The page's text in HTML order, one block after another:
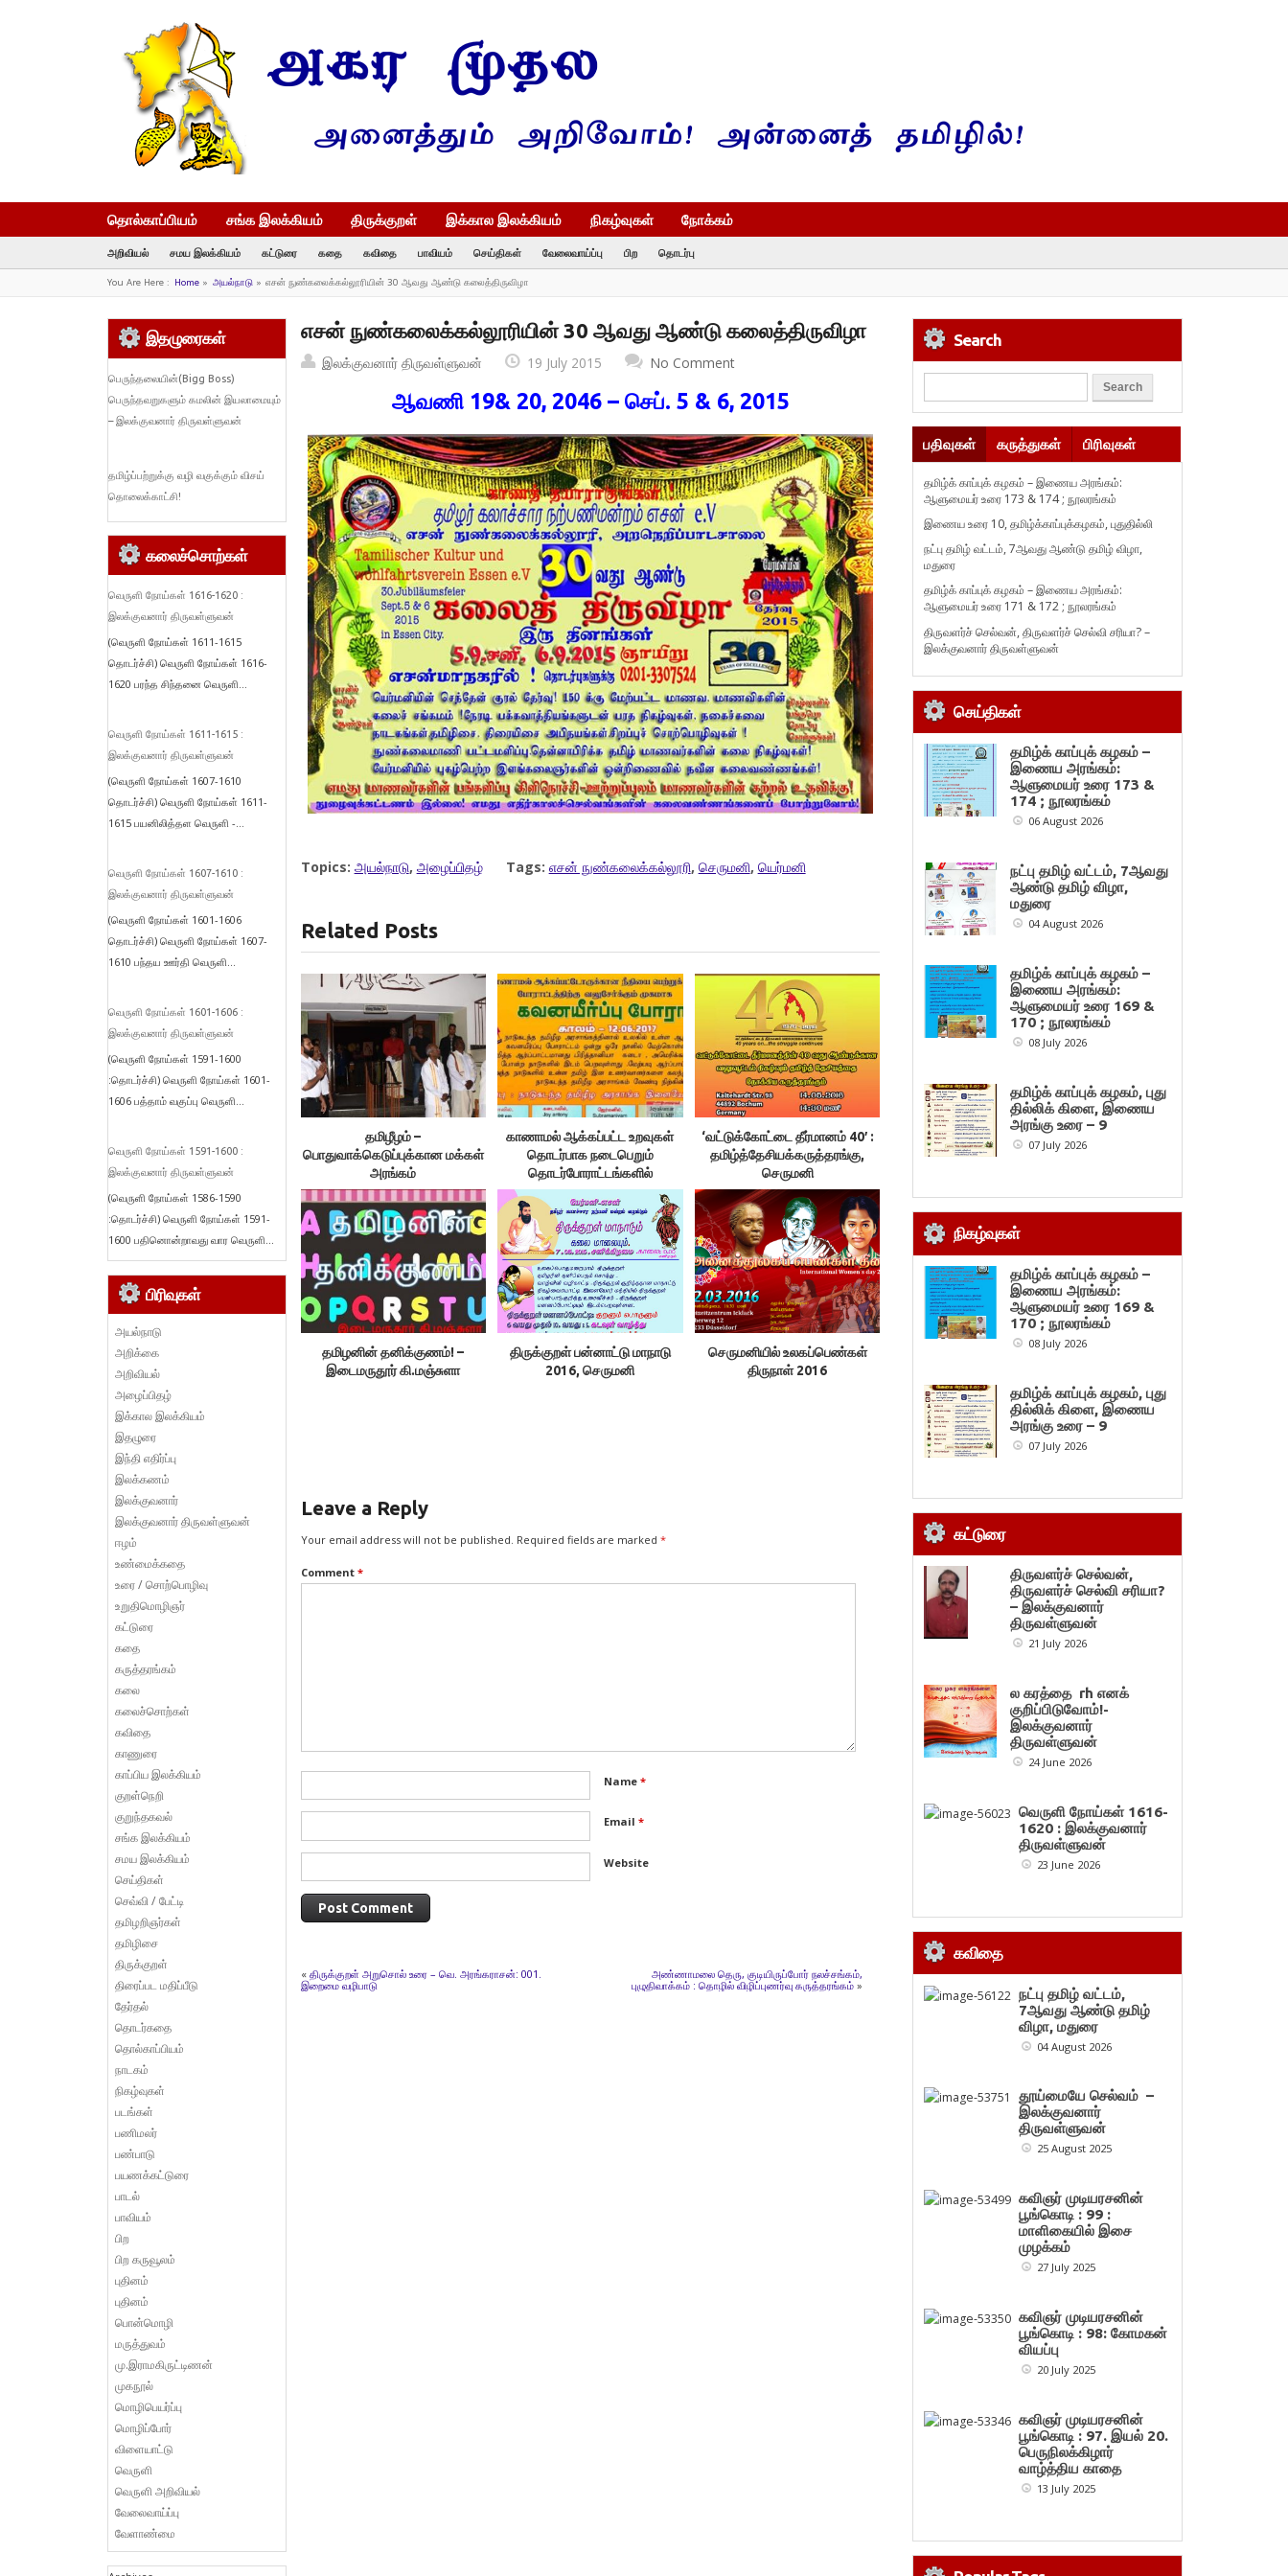
தொல்காப்பியம் சங்க இலக்கியம் திருக்குறள் இக்கால இலக்கியம் நிகழ்வுகள் நோக்கம்
அறிவியல் சமய இலக்கியம் கட்டுரை கதை கவிதை பாவியம் செய்திகள் வேலைவாய்ப்பு பிற தொடர்பு
You Are Here : Home» அயல்நாடு» எசன் நுண்கலைக்கல்லூரியின் 30 ஆவது ஆண்டு கலைத்திருவிழா
எசன் நுண்கலைக்கல்லூரியின் 30 ஆவது ஆண்டு கலைத்திருவிழா
இலக்குவனார் திருவள்ளுவன் 19 July 2015 No Comment
ஆவணி 19& 20, 2046 – செப். 5 & 6, 2015
Topics: அயல்நாடு, அழைப்பிதழ் Tags: எசன் நுண்கலைக்கல்லூரி, செருமனி, யெர்மனி
Related Posts
தமிழீழம் –
பொதுவாக்கெடுப்புக்கான மக்கள்
அரங்கம்
காணாமல் ஆக்கப்பட்ட உறவுகள்
தொடர்பாக நடைபெறும்
தொடர்போராட்டங்களில்
அணிதிரள்க!
‘வட்டுக்கோட்டை தீர்மானம் 40′ :
தமிழ்த்தேசியக்கருத்தரங்கு,
செருமனி
தமிழனின் தனிக்குணம்! –
இடைமருதூர் கி.மஞ்சுளா
திருக்குறள் பன்னாட்டு மாநாடு
2016, செருமனி
செருமனியில் உலகப்பெண்கள்
திருநாள் 2016
Leave a Reply
Your email address will not be published. Required fields are marked *
Comment *
Name *
Email *
Website
« திருக்குறள் அறுசொல் உரை – வெ. அரங்கராசன்: 001.
இறைமை வழிபாடு
அண்ணாமலை தெரு, குடியிருப்போர் நலச்சங்கம்,
புழுதிவாக்கம் : தொழில் விழிப்புணர்வு கருத்தரங்கம் »
இதழுரைகள்
பெருந்தலையின்(Bigg Boss)
பெருந்தவறுகளும் கமலின் இயலாமையும்
– இலக்குவனார் திருவள்ளுவன்
தமிழ்ப்பற்றுக்கு வழி வகுக்கும் விசய்
தொலைக்காட்சி!
கலைச்சொற்கள்
வெருளி நோய்கள் 1616-1620 :
இலக்குவனார் திருவள்ளுவன்
(வெருளி நோய்கள் 1611-1615
தொடர்ச்சி) வெருளி நோய்கள் 1616-
1620 பரந்த சிந்தனை வெருளி...
வெருளி நோய்கள் 1611-1615 :
இலக்குவனார் திருவள்ளுவன்
(வெருளி நோய்கள் 1607-1610
தொடர்ச்சி) வெருளி நோய்கள் 1611-
1615 பயனிலித்தள வெருளி -...
வெருளி நோய்கள் 1607-1610 :
இலக்குவனார் திருவள்ளுவன்
(வெருளி நோய்கள் 1601-1606
தொடர்ச்சி) வெருளி நோய்கள் 1607-
1610 பந்தய ஊர்தி வெருளி...
வெருளி நோய்கள் 1601-1606 :
இலக்குவனார் திருவள்ளுவன்
(வெருளி நோய்கள் 1591-1600
:தொடர்ச்சி) வெருளி நோய்கள் 1601-
1606 பத்தாம் வகுப்பு வெருளி...
வெருளி நோய்கள் 1591-1600 :
இலக்குவனார் திருவள்ளுவன்
(வெருளி நோய்கள் 1586-1590
:தொடர்ச்சி) வெருளி நோய்கள் 1591-
1600 பதினொன்றாவது வார வெருளி...
பிரிவுகள்
அயல்நாடு
அறிக்கை
அறிவியல்
அழைப்பிதழ்
இக்கால இலக்கியம்
இதழுரை
இந்தி எதிர்ப்பு
இலக்கணம்
இலக்குவனார்
இலக்குவனார் திருவள்ளுவன்
ஈழம்
உண்மைக்கதை
உரை / சொற்பொழிவு
உறுதிமொழிஞர்
கட்டுரை
கதை
கருத்தரங்கம்
கலை
கலைச்சொற்கள்
கவிதை
காணுரை
காப்பிய இலக்கியம்
குறள்நெறி
குறுந்தகவல்
சங்க இலக்கியம்
சமய இலக்கியம்
செய்திகள்
செவ்வி / பேட்டி
தமிழறிஞர்கள்
தமிழிசை
திருக்குறள்
திரைப்பட மதிப்பீடு
தேர்தல்
தொடர்கதை
தொல்காப்பியம்
நாடகம்
நிகழ்வுகள்
படங்கள்
பணிமலர்
பண்பாடு
பயணக்கட்டுரை
பாடல்
பாவியம்
பிற
பிற கருவூலம்
புதினம்
புதினம்
பொன்மொழி
மருத்துவம்
மு.இராமகிருட்டிணன்
முகநூல்
மொழிபெயர்ப்பு
மொழிப்போர்
விளையாட்டு
வெருளி
வெருளி அறிவியல்
வேலைவாய்ப்பு
வேளாண்மை
Search
பதிவுகள் கருத்துகள் பிரிவுகள்
தமிழ்க் காப்புக் கழகம் – இணைய அரங்கம்:
ஆளுமையர் உரை 173 & 174 ; நூலரங்கம்
இணைய உரை 10, தமிழ்க்காப்புக்கழகம், புதுதில்லி
நட்பு தமிழ் வட்டம், 7ஆவது ஆண்டு தமிழ் விழா,
மதுரை
தமிழ்க் காப்புக் கழகம் – இணைய அரங்கம்:
ஆளுமையர் உரை 171 & 172 ; நூலரங்கம்
திருவளர்ச் செல்வன், திருவளர்ச் செல்வி சரியா? –
இலக்குவனார் திருவள்ளுவன்
செய்திகள்
தமிழ்க் காப்புக் கழகம் –
இணைய அரங்கம்:
ஆளுமையர் உரை 173 &
174 ; நூலரங்கம்
06 August 2026
நட்பு தமிழ் வட்டம், 7ஆவது
ஆண்டு தமிழ் விழா,
மதுரை
04 August 2026
தமிழ்க் காப்புக் கழகம் –
இணைய அரங்கம்:
ஆளுமையர் உரை 169 &
170 ; நூலரங்கம்
08 July 2026
தமிழ்க் காப்புக் கழகம், புது
தில்லிக் கிளை, இணைய
அரங்கு உரை – 9
07 July 2026
நிகழ்வுகள்
தமிழ்க் காப்புக் கழகம் –
இணைய அரங்கம்:
ஆளுமையர் உரை 169 &
170 ; நூலரங்கம்
08 July 2026
தமிழ்க் காப்புக் கழகம், புது
தில்லிக் கிளை, இணைய
அரங்கு உரை – 9
07 July 2026
கட்டுரை
திருவளர்ச் செல்வன்,
திருவளர்ச் செல்வி சரியா?
– இலக்குவனார்
திருவள்ளுவன்
21 July 2026
ல கரத்தை rh எனக்
குறிப்பிடுவோம்!-
இலக்குவனார்
திருவள்ளுவன்
24 June 2026
வெருளி நோய்கள் 1616-
1620 : இலக்குவனார்
திருவள்ளுவன்
23 June 2026
கவிதை
நட்பு தமிழ் வட்டம்,
7ஆவது ஆண்டு தமிழ்
விழா, மதுரை
04 August 2026
தூய்மையே செல்வம் –
இலக்குவனார்
திருவள்ளுவன்
25 August 2025
கவிஞர் முடியரசனின்
பூங்கொடி : 99 :
மாளிகையில் இசை
முழக்கம்
27 July 2025
கவிஞர் முடியரசனின்
பூங்கொடி : 98: கோமகன்
வியப்பு
20 July 2025
கவிஞர் முடியரசனின்
பூங்கொடி : 97. இயல் 20.
பெருநிலக்கிழார்
வாழ்த்திய காதை
13 July 2025